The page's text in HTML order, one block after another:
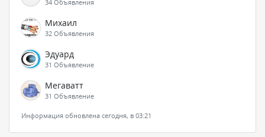
34 Объявления
Михаил
32 Объявления
Эдуард
31 Объявление
Мегаватт
31 Объявление
Информация обновлена сегодня, в 03:21